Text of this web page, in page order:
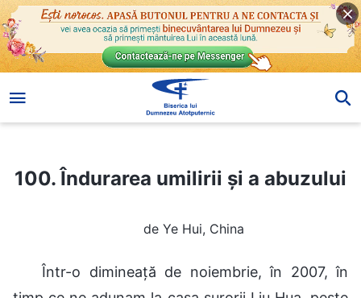
100. Îndurarea umilirii și a abuzului
100. Îndurarea umilirii și a abuzului
de Ye Hui, China
Într-o dimineață de noiembrie, în 2007, în